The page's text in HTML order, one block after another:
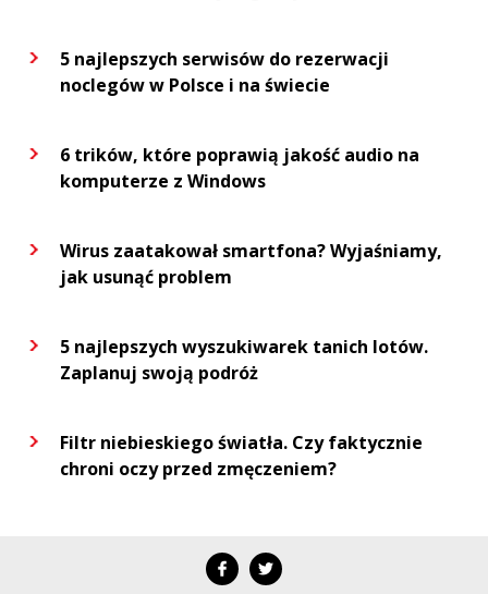
5 najlepszych serwisów do rezerwacji
noclegów w Polsce i na świecie
6 trików, które poprawią jakość audio na
komputerze z Windows
Wirus zaatakował smartfona? Wyjaśniamy,
jak usunąć problem
5 najlepszych wyszukiwarek tanich lotów.
Zaplanuj swoją podróż
Filtr niebieskiego światła. Czy faktycznie
chroni oczy przed zmęczeniem?